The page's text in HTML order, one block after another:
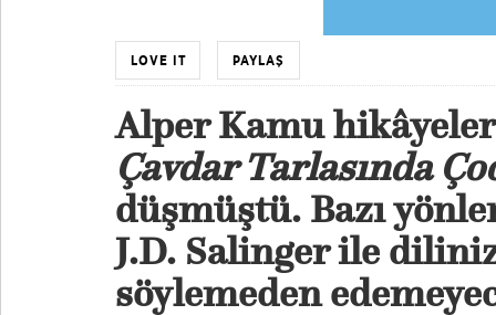
LOVE IT PAYLAŞ
Alper Kamu
Çavdar Tarlasında
düşmüştü. Bazı
J.D. Salinger ile
söylemeden